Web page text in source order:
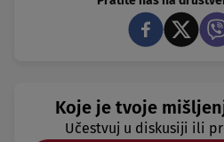
Koje je tvoje
Učestvuj u diskusiji ili